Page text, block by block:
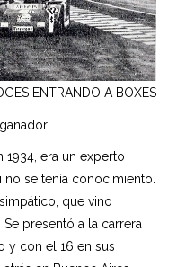
ENTRANDO A BOXES
era un experto
se tenía conocimiento.
que vino
presentó a la carrera
y con el 16 en sus